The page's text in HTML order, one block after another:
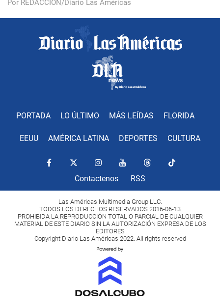
Por REDACCIÓN/Diario Las Américas
PORTADA LO ÚLTIMO MÁS LEÍDAS FLORIDA
EEUU AMÉRICA LATINA DEPORTES CULTURA
Contactenos RSS
Las Américas Multimedia Group LLC.
TODOS LOS DERECHOS RESERVADOS 2016-06-13
PROHIBIDA LA REPRODUCCIÓN TOTAL O PARCIAL DE CUALQUIER
MATERIAL DE ESTE DIARIO SIN LA AUTORIZACIÓN EXPRESA DE LOS
EDITORES
Copyright Diario Las Américas 2022. All rights reserved